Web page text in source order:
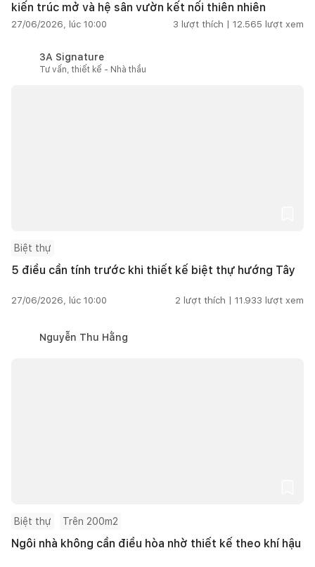
kiến trúc mở và hệ sân vườn kết nối thiên nhiên
27/06/2026, lúc 10:00 3 lượt thích | 12.565 lượt xem
3A Signature
Tư vấn, thiết kế - Nhà thầu
Biệt thự
5 điều cần tính trước khi thiết kế biệt thự hướng Tây
27/06/2026, lúc 10:00 2 lượt thích | 11.933 lượt xem
Nguyễn Thu Hằng
Biệt thự Trên 200m2
Ngôi nhà không cần điều hòa nhờ thiết kế theo khí hậu